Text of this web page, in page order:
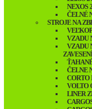
NEXOS
ČELNÉ
STROJE NA
VZADU
VZADU
ČELNE
CORTO
VOLTO
LINER